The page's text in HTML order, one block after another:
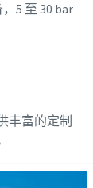
5 至 30 bar
丰富的定制